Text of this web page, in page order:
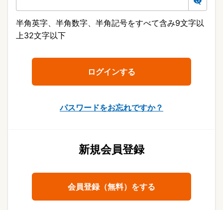
半角英字、半角数字、半角記号をすべて含み9文字以
上32文字以下
パスワードをお忘れですか？
新規会員登録
会員登録（無料）をする